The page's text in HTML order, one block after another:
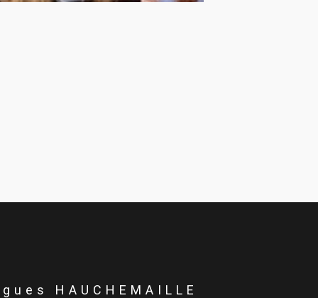
HAUCHEMAILLE